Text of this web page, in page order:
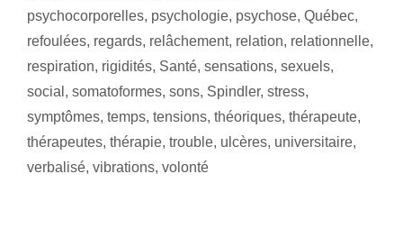
psychocorporelles, psychologie, psychose, Québec,
refoulées, regards, relâchement, relation, relationnelle,
respiration, rigidités, Santé, sensations, sexuels,
social , somatoformes, sons, Spindler, stress,
symptômes, temps, tensions, théoriques, thérapeute,
thérapeutes, thérapie, trouble, ulcères, universitaire,
verbalisé, vibrations, volonté